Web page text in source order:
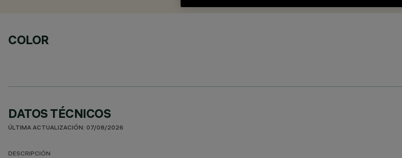
COLOR
DATOS TÉCNICOS
ÚLTIMA ACTUALIZACIÓN: 07/08/2026
DESCRIPCIÓN